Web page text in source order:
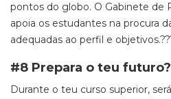
pontos do globo. O Gabinete de
apoia os estudantes na procura
adequadas ao perfil e objetivos.??
#8 Prepara o teu futuro?
Durante o teu curso superior,